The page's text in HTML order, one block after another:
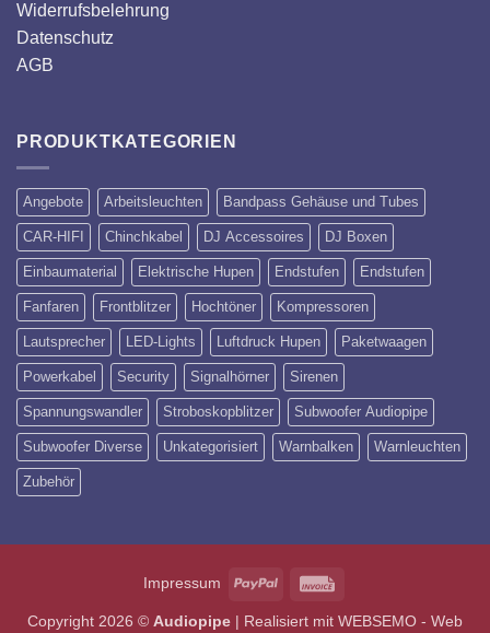
Widerrufsbelehrung
Datenschutz
AGB
PRODUKTKATEGORIEN
Angebote Arbeitsleuchten Bandpass Gehäuse und Tubes
CAR-HIFI Chinchkabel DJ Accessoires DJ Boxen
Einbaumaterial Elektrische Hupen Endstufen Endstufen
Fanfaren Frontblitzer Hochtöner Kompressoren
Lautsprecher LED-Lights Luftdruck Hupen Paketwaagen
Powerkabel Security Signalhörner Sirenen
Spannungswandler Stroboskopblitzer Subwoofer Audiopipe
Subwoofer Diverse Unkategorisiert Warnbalken Warnleuchten
Zubehör
Impressum
Copyright 2026 © Audiopipe | Realisiert mit WEBSEMO - Web